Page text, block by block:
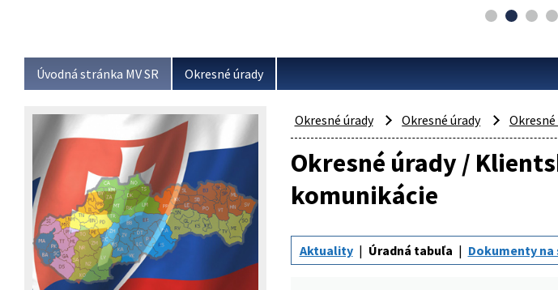
Úvodná stránka MV SR Okresné úrady
Okresné úrady Okresné úrady
Okresné úrady /
komunikácie
Aktuality Úradná tabuľa Dokumenty